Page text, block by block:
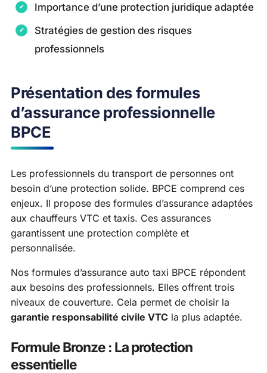
Importance d’une protection juridique adaptée
Stratégies de gestion des risques
professionnels
Présentation des formules
d’assurance professionnelle
BPCE
Les professionnels du transport de personnes ont
besoin d’une protection solide. BPCE comprend ces
enjeux. Il propose des formules d’assurance adaptées
aux chauffeurs VTC et taxis. Ces assurances
garantissent une protection complète et
personnalisée.
Nos formules d’assurance auto taxi BPCE répondent
aux besoins des professionnels. Elles offrent trois
niveaux de couverture. Cela permet de choisir la
garantie responsabilité civile VTC la plus adaptée.
Formule Bronze : La protection
essentielle